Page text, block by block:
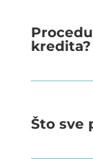
kredita?
Što sve